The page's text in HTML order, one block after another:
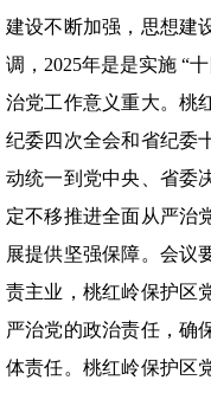
建设不断加强，思想建
调，2025年是是实施 “
治党工作意义重大。桃
纪委四次全会和省纪委
动统一到党中央、省委
定不移推进全面从严治
展提供坚强保障。会议
责主业，桃红岭保护区
严治党的政治责任，确
体责任。桃红岭保护区